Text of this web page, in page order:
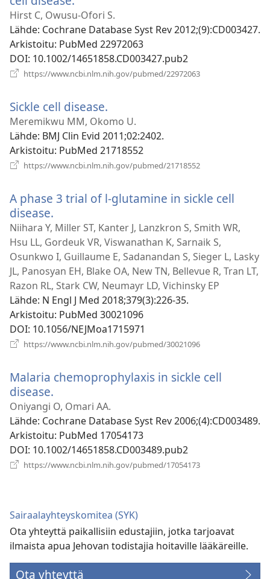
uuden
ikkunan)
Hirst C, Owusu-Ofori S.
Lähde‎: Cochrane Database Syst Rev 2012;(9):CD003427.
Arkistoitu‎: PubMed 22972063
DOI‎: 10.1002/14651858.CD003427.pub2
https://www.ncbi.nlm.nih.gov/pubmed/22972063
Sickle cell disease.
uuden
ikkunan)
Meremikwu MM, Okomo U.
Lähde‎: BMJ Clin Evid 2011;02:2402.
Arkistoitu‎: PubMed 21718552
https://www.ncbi.nlm.nih.gov/pubmed/21718552
A phase 3 trial of l-glutamine in sickle cell
disease.
uuden
ikkunan)
Niihara Y, Miller ST, Kanter J, Lanzkron S, Smith WR,
Hsu LL, Gordeuk VR, Viswanathan K, Sarnaik S,
Osunkwo I, Guillaume E, Sadanandan S, Sieger L, Lasky
JL, Panosyan EH, Blake OA, New TN, Bellevue R, Tran LT,
Razon RL, Stark CW, Neumayr LD, Vichinsky EP
Lähde‎: N Engl J Med 2018;379(3):226-35.
Arkistoitu‎: PubMed 30021096
DOI‎: 10.1056/NEJMoa1715971
https://www.ncbi.nlm.nih.gov/pubmed/30021096
Malaria chemoprophylaxis in sickle cell
disease.
uuden
ikkunan)
Oniyangi O, Omari AA.
Lähde‎: Cochrane Database Syst Rev 2006;(4):CD003489.
Arkistoitu‎: PubMed 17054173
DOI‎: 10.1002/14651858.CD003489.pub2
https://www.ncbi.nlm.nih.gov/pubmed/17054173
Sairaalayhteyskomitea (SYK)
Ota yhteyttä paikallisiin edustajiin, jotka tarjoavat
ilmaista apua Jehovan todistajia hoitaville lääkäreille.
Ota yhteyttä